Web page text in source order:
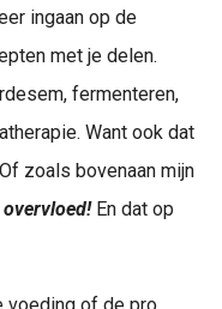
ingaan op de
met je delen.
fermenteren,
Want ook dat
zoals bovenaan mijn
En dat op
voeding of de pro